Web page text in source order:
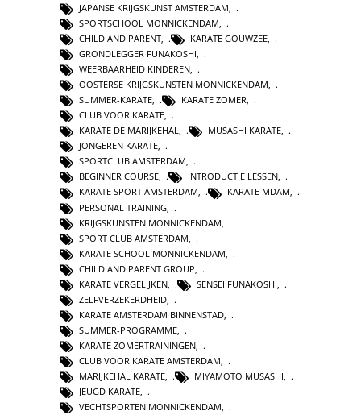
JAPANSE KRIJGSKUNST AMSTERDAM
SPORTSCHOOL MONNICKENDAM
CHILD AND PARENT
KARATE GOUWZEE
GRONDLEGGER FUNAKOSHI
WEERBAARHEID KINDEREN
OOSTERSE KRIJGSKUNSTEN MONNICKENDAM,
SUMMER-KARATE, KARATE ZOMER,
CLUB VOOR KARATE,
KARATE DE MARIJKEHAL, MUSASHI KARATE,
JONGEREN KARATE,
SPORTCLUB AMSTERDAM,
BEGINNER COURSE, INTRODUCTIE LESSEN,
KARATE SPORT AMSTERDAM, KARATE MDAM,
PERSONAL TRAINING
KRIJGSKUNSTEN MONNICKENDAM
SPORT CLUB AMSTERDAM
KARATE SCHOOL MONNICKENDAM
CHILD AND PARENT GROUP
KARATE VERGELIJKEN
SENSEI FUNAKOSHI
ZELFVERZEKERDHEID
KARATE AMSTERDAM BINNENSTAD
SUMMER-PROGRAMME,
KARATE ZOMERTRAININGEN,
CLUB VOOR KARATE AMSTERDAM,
MARIJKEHAL KARATE, MIYAMOTO MUSASHI,
JEUGD KARATE,
VECHTSPORTEN MONNICKENDAM,